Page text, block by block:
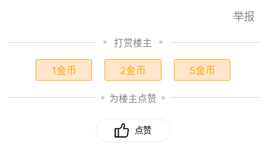
举报
打赏楼主
1金币 2金币 5金币
为楼主点赞
点赞